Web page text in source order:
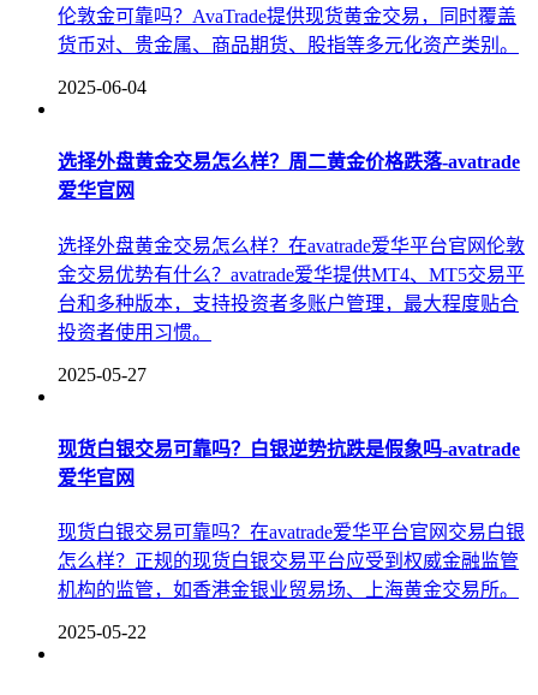
伦敦金可靠吗？AvaTrade提供现货黄金交易，同时覆盖
货币对、贵金属、商品期货、股指等多元化资产类别。
2025-06-04
选择外盘黄金交易怎么样？周二黄金价格跌落-avatrade
爱华官网
选择外盘黄金交易怎么样？在avatrade爱华平台官网伦敦
金交易优势有什么？avatrade爱华提供MT4、MT5交易平
台和多种版本，支持投资者多账户管理，最大程度贴合
投资者使用习惯。
2025-05-27
现货白银交易可靠吗？白银逆势抗跌是假象吗-avatrade
爱华官网
现货白银交易可靠吗？在avatrade爱华平台官网交易白银
怎么样？正规的现货白银交易平台应受到权威金融监管
机构的监管，如香港金银业贸易场、上海黄金交易所。
2025-05-22